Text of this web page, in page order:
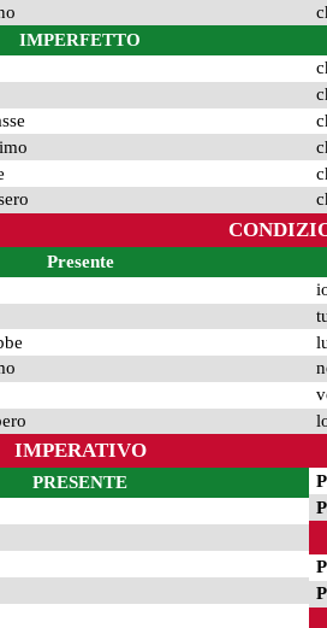
IMPERFETTO
Presente
IMPERATIVO
PRESENTE